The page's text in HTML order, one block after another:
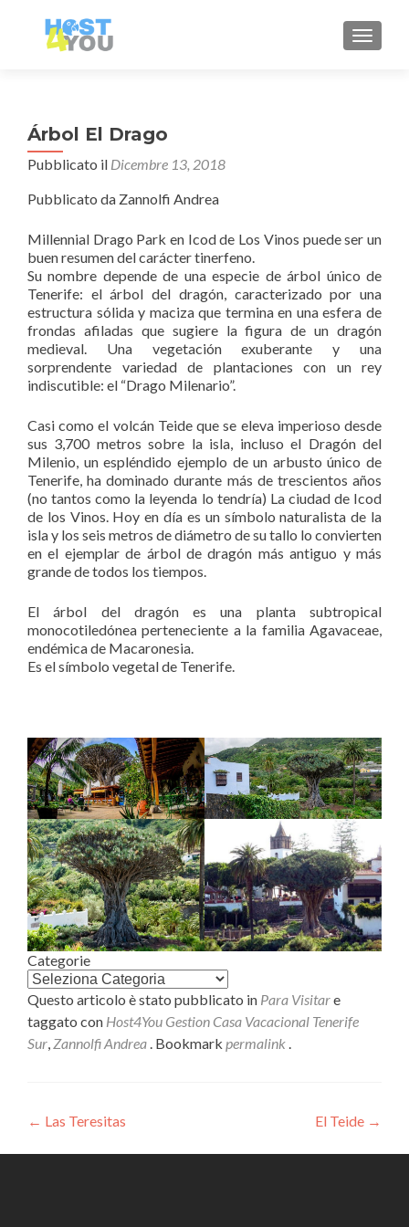
Árbol El Drago
Pubblicato il Dicembre 13, 2018
Pubblicato da Zannolfi Andrea
Millennial Drago Park en Icod de Los Vinos puede ser un
buen resumen del carácter tinerfeno.
Su nombre depende de una especie de árbol único de
Tenerife: el árbol del dragón, caracterizado por una
estructura sólida y maciza que termina en una esfera de
frondas afiladas que sugiere la figura de un dragón
medieval. Una vegetación exuberante y una
sorprendente variedad de plantaciones con un rey
indiscutible: el “Drago Milenario”.
Casi como el volcán Teide que se eleva imperioso desde
sus 3,700 metros sobre la isla, incluso el Dragón del
Milenio, un espléndido ejemplo de un arbusto único de
Tenerife, ha dominado durante más de trescientos años
(no tantos como la leyenda lo tendría) La ciudad de Icod
de los Vinos. Hoy en día es un símbolo naturalista de la
isla y los seis metros de diámetro de su tallo lo convierten
en el ejemplar de árbol de dragón más antiguo y más
grande de todos los tiempos.
El árbol del dragón es una planta subtropical
monocotiledónea perteneciente a la familia Agavaceae,
endémica de Macaronesia.
Es el símbolo vegetal de Tenerife.
Categorie
Questo articolo è stato pubblicato in Para Visitare
taggato con Host4You Gestion Casa Vacacional Tenerife
Sur, Zannolfi Andrea . Bookmark permalink .
Navigazione
articoli
← Las Teresitas El Teide →